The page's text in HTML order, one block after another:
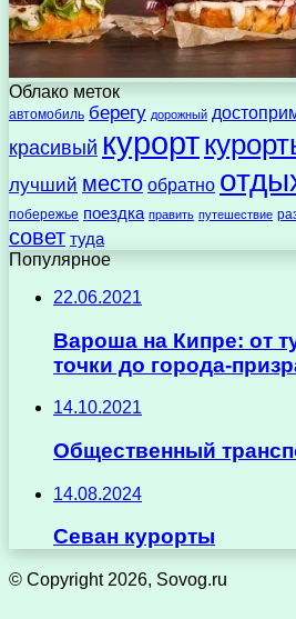
Облако меток
автомобиль берегу дорожный
красивый курорт
лучший место обратно
побережье поездка править путешествие
совет туда
Популярное
22.06.2021
Вароша на Кипре: от
точки до города-
14.10.2021
Общественный
14.08.2024
Севан курорты
© Copyright 2026, Sovog.ru